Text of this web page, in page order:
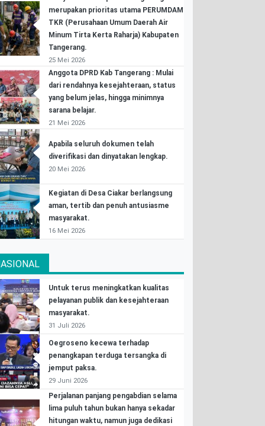
merupakan prioritas utama PERUMDAM
TKR (Perusahaan Umum Daerah Air
Minum Tirta Kerta Raharja) Kabupaten
Tangerang.
25 Mei 2026
Anggota DPRD Kab Tangerang : Mulai
dari rendahnya kesejahteraan, status
yang belum jelas, hingga minimnya
sarana belajar.
21 Mei 2026
Apabila seluruh dokumen telah
diverifikasi dan dinyatakan lengkap.
20 Mei 2026
Kegiatan di Desa Ciakar berlangsung
aman, tertib dan penuh antusiasme
masyarakat.
16 Mei 2026
Untuk terus meningkatkan kualitas
pelayanan publik dan kesejahteraan
masyarakat.
31 Juli 2026
Oegroseno kecewa terhadap
penangkapan terduga tersangka di
jemput paksa.
29 Juni 2026
Perjalanan panjang pengabdian selama
lima puluh tahun bukan hanya sekadar
hitungan waktu, namun juga dedikasi